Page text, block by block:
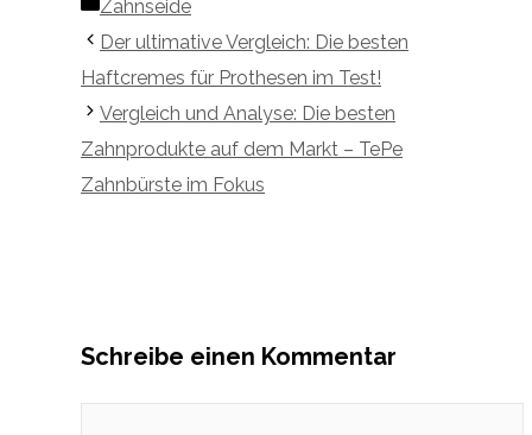
Kategorien
Zahnseide
Der ultimative Vergleich: Die besten
Haftcremes für Prothesen im Test!
Vergleich und Analyse: Die besten
Zahnprodukte auf dem Markt – TePe
Zahnbürste im Fokus
Schreibe einen Kommentar